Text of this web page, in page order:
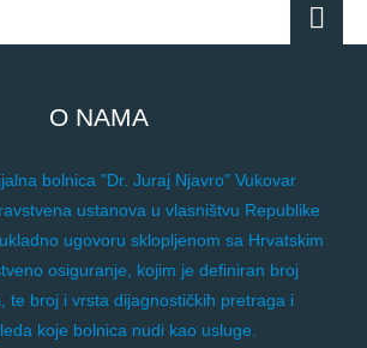
O NAMA
bolnica "Dr. Juraj Njavro" Vukovar
ustanova u vlasništvu Republike
ugovoru sklopljenom sa Hrvatskim
osiguranje, kojim je definiran broj
te broj i vrsta dijagnostičkih pretraga i
koje bolnica nudi kao usluge.